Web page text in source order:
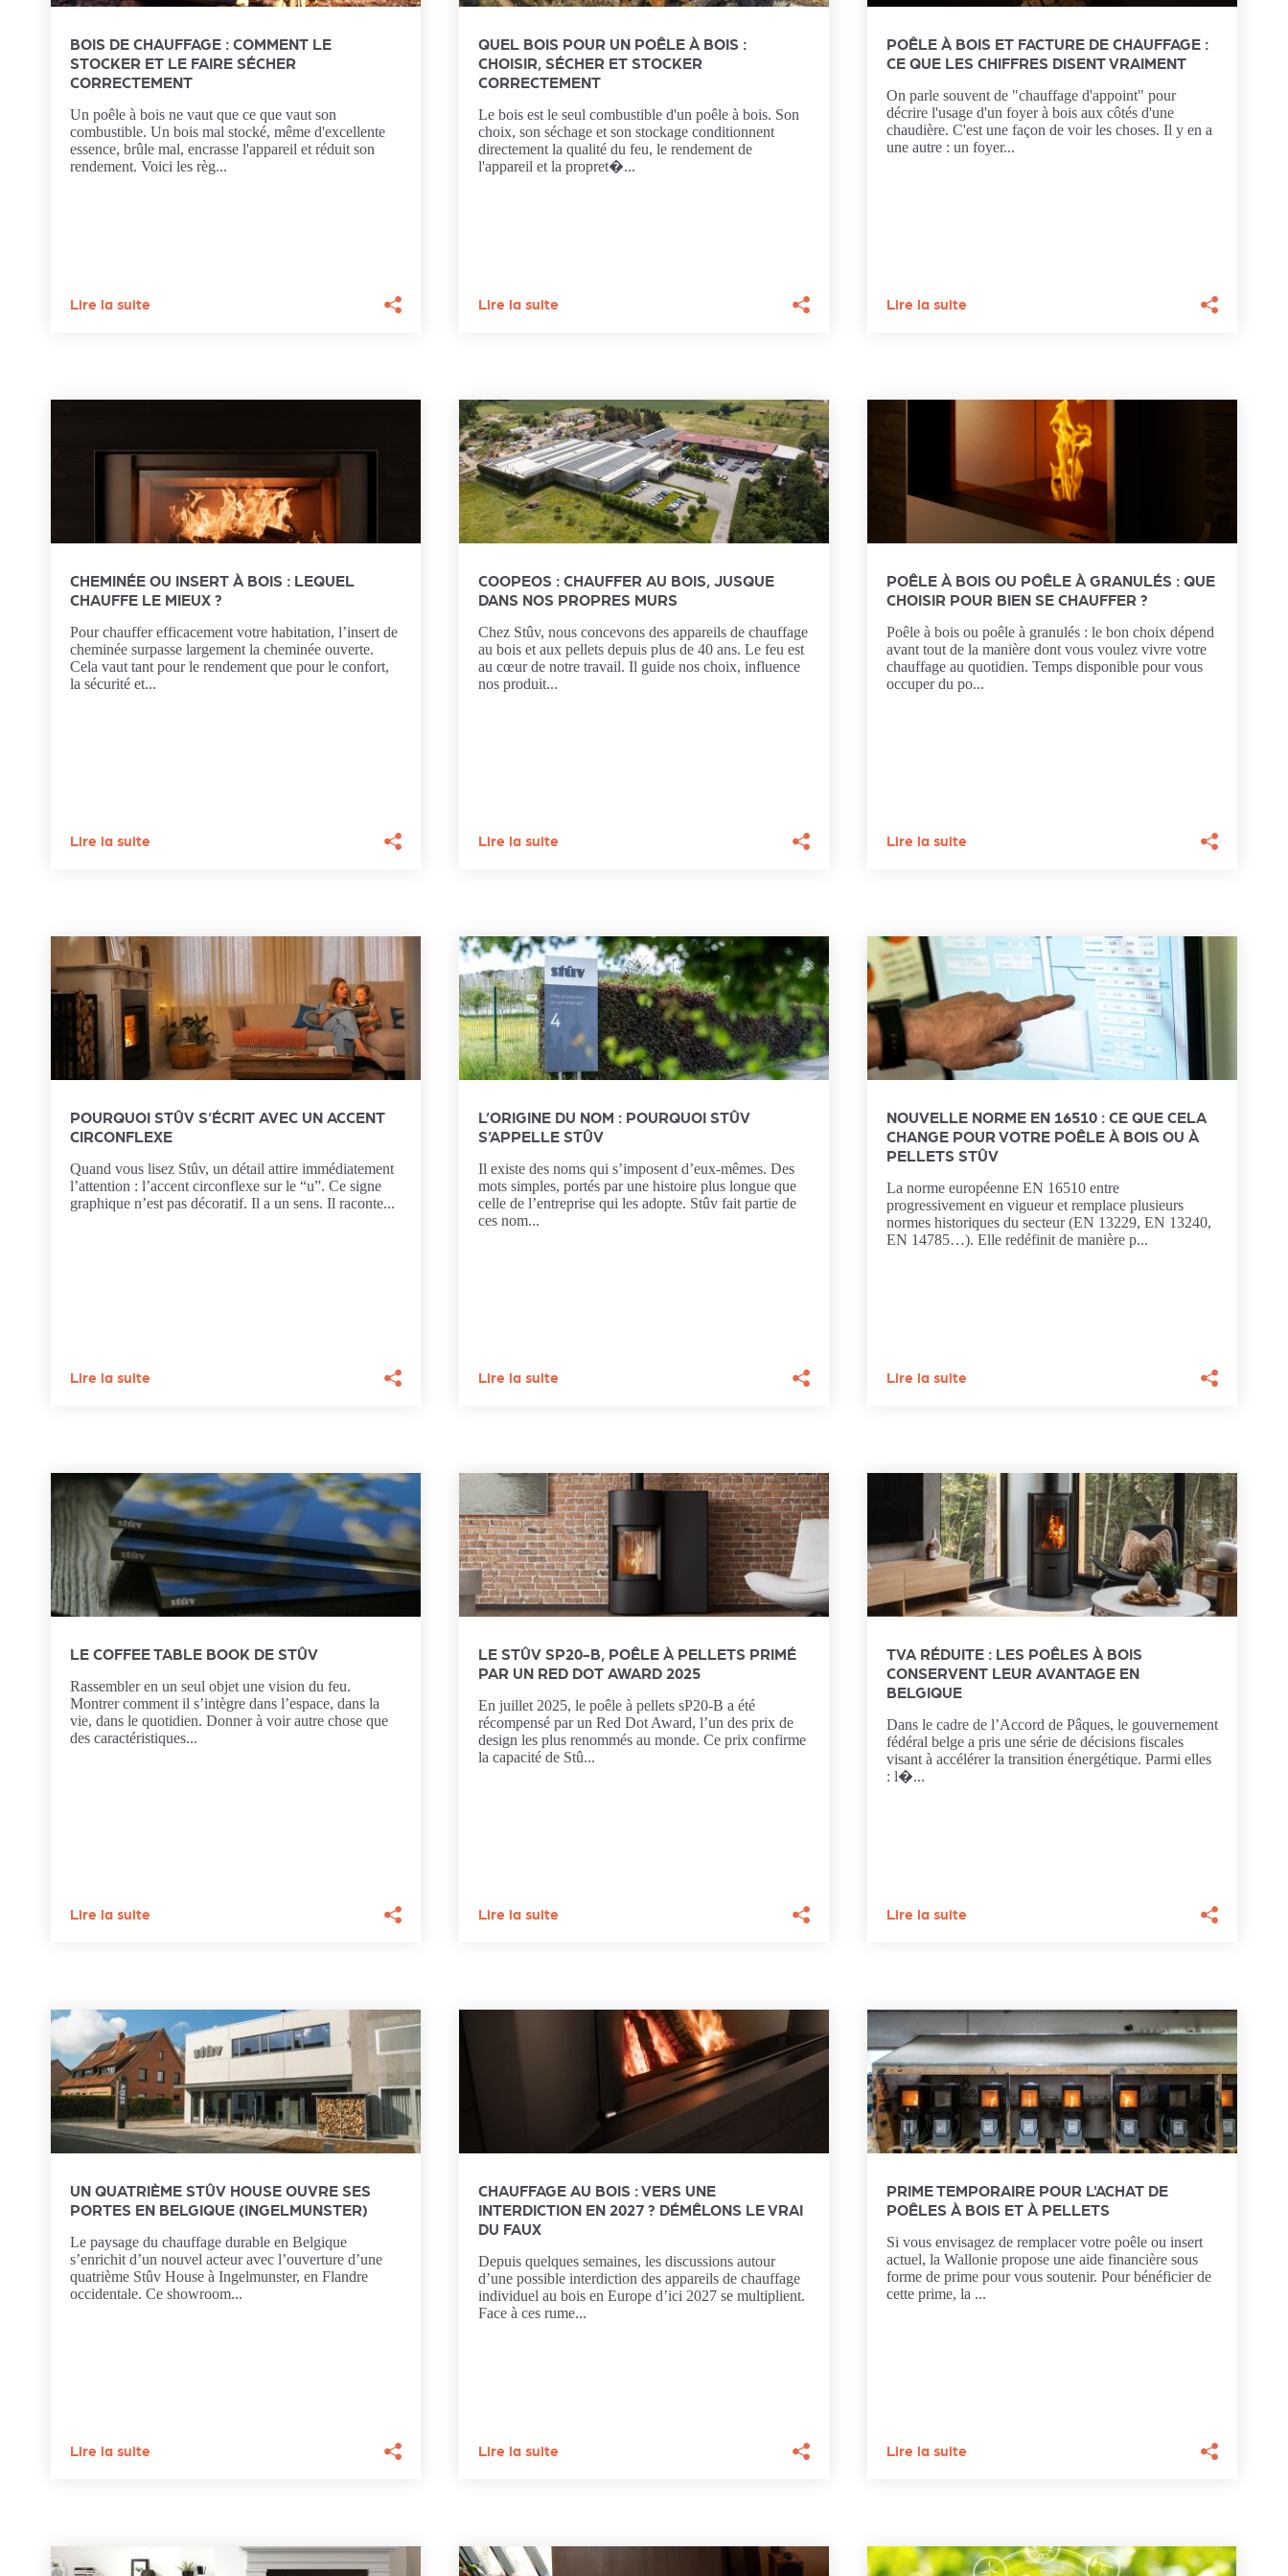
BOIS DE CHAUFFAGE : COMMENT LE
STOCKER ET LE FAIRE SÉCHER
CORRECTEMENT
Un poêle à bois ne vaut que ce que vaut son
combustible. Un bois mal stocké, même d'excellente
essence, brûle mal, encrasse l'appareil et réduit son
rendement. Voici les règ...
Lire la suite
QUEL BOIS POUR UN POÊLE À BOIS :
CHOISIR, SÉCHER ET STOCKER
CORRECTEMENT
Le bois est le seul combustible d'un poêle à bois. Son
choix, son séchage et son stockage conditionnent
directement la qualité du feu, le rendement de
l'appareil et la propret�...
Lire la suite
POÊLE À BOIS ET FACTURE DE CHAUFFAGE :
CE QUE LES CHIFFRES DISENT VRAIMENT
On parle souvent de "chauffage d'appoint" pour
décrire l'usage d'un foyer à bois aux côtés d'une
chaudière. C'est une façon de voir les choses. Il y en a
une autre : un foyer...
Lire la suite
CHEMINÉE OU INSERT À BOIS : LEQUEL
CHAUFFE LE MIEUX ?
Pour chauffer efficacement votre habitation, l’insert de
cheminée surpasse largement la cheminée ouverte.
Cela vaut tant pour le rendement que pour le confort,
la sécurité et...
Lire la suite
COOPEOS : CHAUFFER AU BOIS, JUSQUE
DANS NOS PROPRES MURS
Chez Stûv, nous concevons des appareils de chauffage
au bois et aux pellets depuis plus de 40 ans. Le feu est
au cœur de notre travail. Il guide nos choix, influence
nos produit...
Lire la suite
POÊLE À BOIS OU POÊLE À GRANULÉS : QUE
CHOISIR POUR BIEN SE CHAUFFER ?
Poêle à bois ou poêle à granulés : le bon choix dépend
avant tout de la manière dont vous voulez vivre votre
chauffage au quotidien. Temps disponible pour vous
occuper du po...
Lire la suite
POURQUOI STÛV S’ÉCRIT AVEC UN ACCENT
CIRCONFLEXE
Quand vous lisez Stûv, un détail attire immédiatement
l’attention : l’accent circonflexe sur le “u”. Ce signe
graphique n’est pas décoratif. Il a un sens. Il raconte...
Lire la suite
L’ORIGINE DU NOM : POURQUOI STÛV
S’APPELLE STÛV
Il existe des noms qui s’imposent d’eux-mêmes. Des
mots simples, portés par une histoire plus longue que
celle de l’entreprise qui les adopte. Stûv fait partie de
ces nom...
Lire la suite
NOUVELLE NORME EN 16510 : CE QUE CELA
CHANGE POUR VOTRE POÊLE À BOIS OU À
PELLETS STÛV
La norme européenne EN 16510 entre
progressivement en vigueur et remplace plusieurs
normes historiques du secteur (EN 13229, EN 13240,
EN 14785…). Elle redéfinit de manière p...
Lire la suite
LE COFFEE TABLE BOOK DE STÛV
Rassembler en un seul objet une vision du feu.
Montrer comment il s’intègre dans l’espace, dans la
vie, dans le quotidien. Donner à voir autre chose que
des caractéristiques...
Lire la suite
LE STÛV SP20-B, POÊLE À PELLETS PRIMÉ
PAR UN RED DOT AWARD 2025
En juillet 2025, le poêle à pellets sP20-B a été
récompensé par un Red Dot Award, l’un des prix de
design les plus renommés au monde. Ce prix confirme
la capacité de Stû...
Lire la suite
TVA RÉDUITE : LES POÊLES À BOIS
CONSERVENT LEUR AVANTAGE EN
BELGIQUE
Dans le cadre de l’Accord de Pâques, le gouvernement
fédéral belge a pris une série de décisions fiscales
visant à accélérer la transition énergétique. Parmi elles
: l�...
Lire la suite
UN QUATRIÈME STÛV HOUSE OUVRE SES
PORTES EN BELGIQUE (INGELMUNSTER)
Le paysage du chauffage durable en Belgique
s’enrichit d’un nouvel acteur avec l’ouverture d’une
quatrième Stûv House à Ingelmunster, en Flandre
occidentale. Ce showroom...
Lire la suite
CHAUFFAGE AU BOIS : VERS UNE
INTERDICTION EN 2027 ? DÉMÊLONS LE VRAI
DU FAUX
Depuis quelques semaines, les discussions autour
d’une possible interdiction des appareils de chauffage
individuel au bois en Europe d’ici 2027 se multiplient.
Face à ces rume...
Lire la suite
PRIME TEMPORAIRE POUR L'ACHAT DE
POÊLES À BOIS ET À PELLETS
Si vous envisagez de remplacer votre poêle ou insert
actuel, la Wallonie propose une aide financière sous
forme de prime pour vous soutenir. Pour bénéficier de
cette prime, la ...
Lire la suite